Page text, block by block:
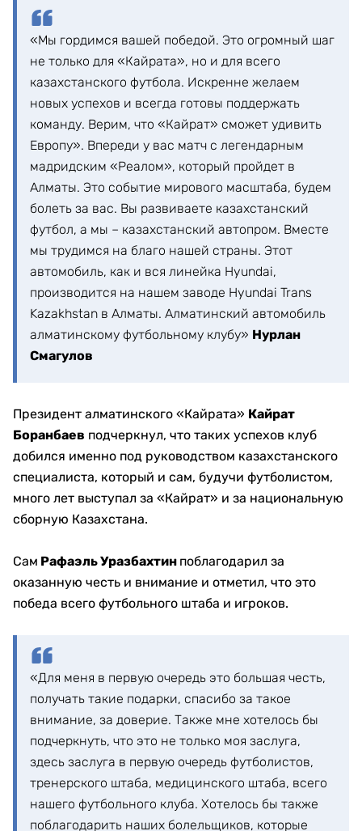
«Мы гордимся вашей победой. Это огромный шаг
не только для «Кайрата», но и для всего
казахстанского футбола. Искренне желаем
новых успехов и всегда готовы поддержать
команду. Верим, что «Кайрат» сможет удивить
Европу». Впереди у вас матч с легендарным
мадридским «Реалом», который пройдет в
Алматы. Это событие мирового масштаба, будем
болеть за вас. Вы развиваете казахстанский
футбол, а мы – казахстанский автопром. Вместе
мы трудимся на благо нашей страны. Этот
автомобиль, как и вся линейка Hyundai,
производится на нашем заводе Hyundai Trans
Kazakhstan в Алматы. Алматинский автомобиль
алматинскому футбольному клубу» Нурлан
Смагулов
Президент алматинского «Кайрата» Кайрат
Боранбаев подчеркнул, что таких успехов клуб
добился именно под руководством казахстанского
специалиста, который и сам, будучи футболистом,
много лет выступал за «Кайрат» и за национальную
сборную Казахстана.
Сам Рафаэль Уразбахтин поблагодарил за
оказанную честь и внимание и отметил, что это
победа всего футбольного штаба и игроков.
«Для меня в первую очередь это большая честь,
получать такие подарки, спасибо за такое
внимание, за доверие. Также мне хотелось бы
подчеркнуть, что это не только моя заслуга,
здесь заслуга в первую очередь футболистов,
тренерского штаба, медицинского штаба, всего
нашего футбольного клуба. Хотелось бы также
поблагодарить наших болельщиков, которые